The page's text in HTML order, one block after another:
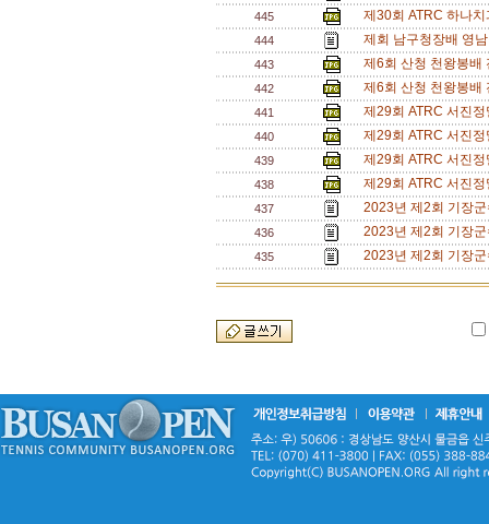
445 제30회 ATRC 하나
444 제회 남구청장배 영
443 제6회 산청 천왕봉
442 제6회 산청 천왕봉
441 제29회 ATRC 서진
440 제29회 ATRC 서진
439 제29회 ATRC 서진
438 제29회 ATRC 서진
437 2023년 제2회 기장
436 2023년 제2회 기장
435 2023년 제2회 기장